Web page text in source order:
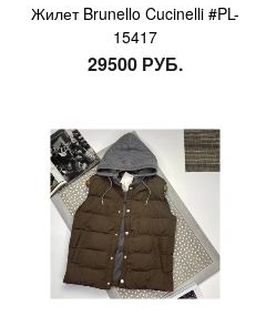
Жилет Brunello Cucinelli #PL-
15417
29500 РУБ.